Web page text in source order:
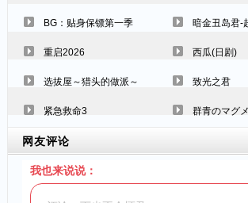
BG：贴身保镖第一季 暗金丑岛君-
重启2026 西瓜(日剧)
选拔屋～猎头的做派～ 致光之君
紧急救命3 群青のマグ
网友评论
我也来说说：